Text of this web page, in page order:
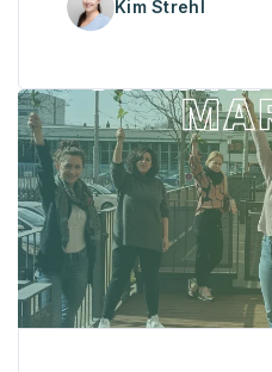
Kim Strehl